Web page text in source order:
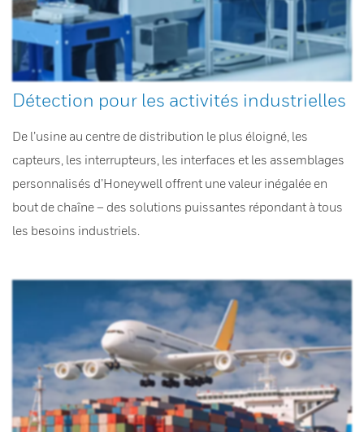
Détection pour les activités industrielles
De l’usine au centre de distribution le plus éloigné, les
capteurs, les interrupteurs, les interfaces et les assemblages
personnalisés d’Honeywell offrent une valeur inégalée en
bout de chaîne – des solutions puissantes répondant à tous
les besoins industriels.